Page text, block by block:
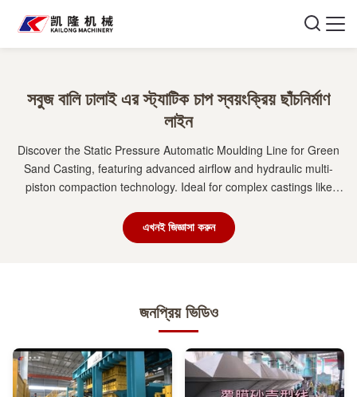
সবুজ বালি ঢালাই এর স্ট্যাটিক চাপ স্বয়ংক্রিয় ছাঁচনির্মাণ
লাইন
Discover the Static Pressure Automatic Moulding Line for Green
Sand Casting, featuring advanced airflow and hydraulic multi-
piston compaction technology. Ideal for complex castings like
dimensional stability, and superior surface quality. Perfect for gray
iron, ductile iron, and steel castings.
এখনই জিজ্ঞাসা করুন
জনপ্রিয় ভিডিও